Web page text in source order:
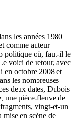
les années 1980
comme auteur
politique où, faut-il le
voici de retour, avec
en octobre 2008 et
les nombreuses
deux dates, Dubois
une pièce-fleuve de
vingt-et-un
mise en scène de